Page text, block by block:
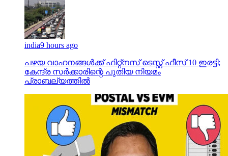
india9 hours ago
പഴയ വാഹനങ്ങള്‍ക്ക് ഫിറ്റ്‌നസ് ടെസ്റ്റ് ഫീസ് 10 ഇരട്ടി;
കേന്ദ്ര സര്‍ക്കാരിന്റെ പുതിയ നിയമം
പ്രാബല്യത്തില്‍